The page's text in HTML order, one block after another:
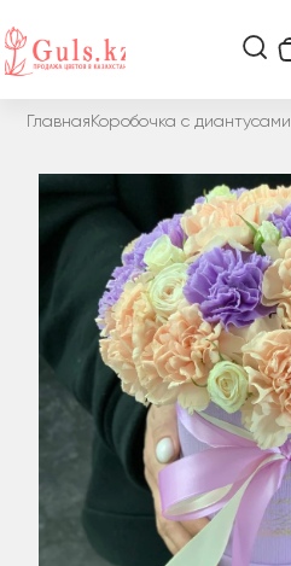
Главная Коробочка с диантусами